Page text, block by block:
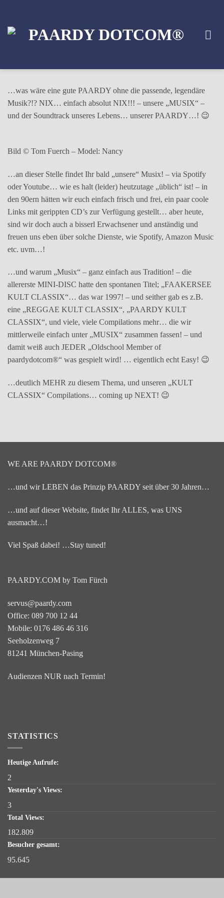
springen
…was wäre eine gute PAARDY ohne die passende, legendäre
Musik?!? NIX… einfach absolut NIX!!! – unsere „MUSIX“ –
und der Soundtrack unseres Lebens… unserer PAARDY…! 😉
Bild © Tom Fuerch – Model: Nancy
…an dieser Stelle findet Ihr bald „unsere“ Musix! – via Spotify
oder Youtube… wie es halt (leider) heutzutage „üblich“ ist! – in
den 90ern hätten wir euch einfach frisch und frei, ein paar coole
Links mit gerippten CD’s zur Verfügung gestellt… aber heute,
sind wir doch auch a bisserl Erwachsener und anständig und
freuen uns eben über solche Dienste, wie Spotify, Amazon Music
etc. uvm…!
…und warum „Musix“ – ganz einfach aus Tradition! – die
allererste MINI-DISC hatte den spontanen Titel; „FAAKERSEE
KULT CLASSIX“… das war 1997! – und seither gab es z.B.
eine „REGGAE KULT CLASSIX“, „PAARDY KULT
CLASSIX“, und viele, viele Compilations mehr… die wir
mittlerweile einfach unter „MUSIX“ zusammen fassen! – und
damit weiß auch JEDER „Oldschool Member of
paardydotcom®“ was gespielt wird! … eigentlich echt Easy! 😉
…deutlich MEHR zu diesem Thema, und unseren „KULT
CLASSIX“ Compilations… coming up NEXT! 😉
WE ARE PAARDY DOTCOM®
…und wir LEBEN das Prinzip PAARDY seit über 30 Jahren…
…und auf dieser Website, findet Ihr ALLES, was UNS
ausmacht…!
Viel Spaß dabei! …Stay tuned!
PAARDY.COM by Tom Fürch
servus@paardy.com
Office: 089 700 12 44
Mobile: 0176 486 46 316
Seeholzenweg 7
81241 München-Pasing
Audienzen NUR nach Termin!
STATISTICS
Heutige Aufrufe:
2
Yesterday's Views:
3
Total Views:
182.809
Besucher gesamt:
95.645